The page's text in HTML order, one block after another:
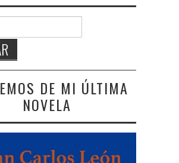
DE MI ÚLTIMA
NOVELA